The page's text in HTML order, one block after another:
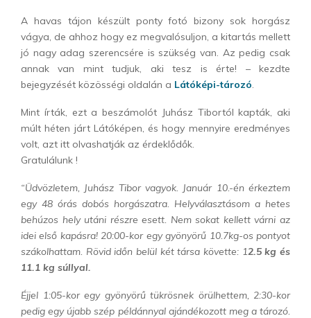
A havas tájon készült ponty fotó bizony sok horgász
vágya, de ahhoz hogy ez megvalósuljon, a kitartás mellett
jó nagy adag szerencsére is szükség van. Az pedig csak
annak van mint tudjuk, aki tesz is érte! – kezdte
bejegyzését közösségi oldalán a Látóképi-tározó.
Mint írták, ezt a beszámolót Juhász Tibortól kapták, aki
múlt héten járt Látóképen, és hogy mennyire eredményes
volt, azt itt olvashatják az érdeklődők.
Gratulálunk !
“Üdvözletem, Juhász Tibor vagyok. Január 10.-én érkeztem
egy 48 órás dobós horgászatra. Helyválasztásom a hetes
behúzos hely utáni részre esett. Nem sokat kellett várni az
idei első kapásra! 20:00-kor egy gyönyörű 10.7kg-os pontyot
szákolhattam. Rövid időn belül két társa követte: 12.5 kg és
11.1 kg súllyal.
Éjjel 1:05-kor egy gyönyörű tükrösnek örülhettem, 2:30-kor
pedig egy újabb szép példánnyal ajándékozott meg a tározó.